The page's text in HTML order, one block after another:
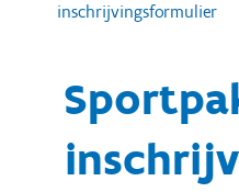
inschrijvingsformulier